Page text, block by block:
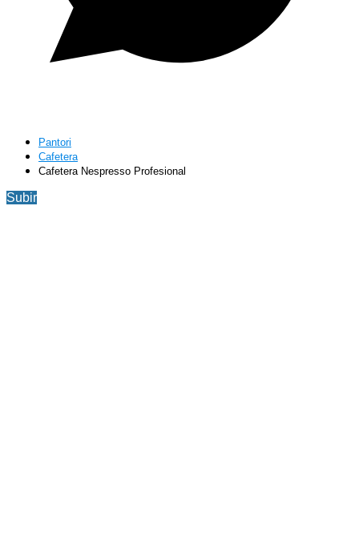
Pantori
Cafetera
Cafetera Nespresso Profesional
Subir